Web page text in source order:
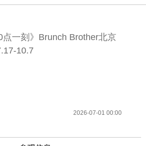
点一刻》Brunch Brother北京
10.7
2026-07-01 00:00